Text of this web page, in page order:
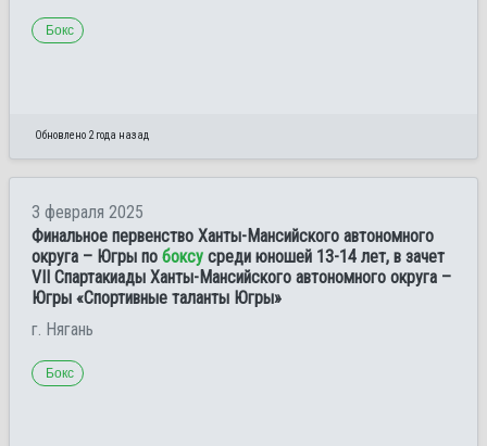
Бокс
Обновлено 2 года назад
3 февраля 2025
Финальное первенство Ханты-Мансийского автономного
округа – Югры по боксу среди юношей 13-14 лет, в зачет
VII Спартакиады Ханты-Мансийского автономного округа –
Югры «Спортивные таланты Югры»
г. Нягань
Бокс